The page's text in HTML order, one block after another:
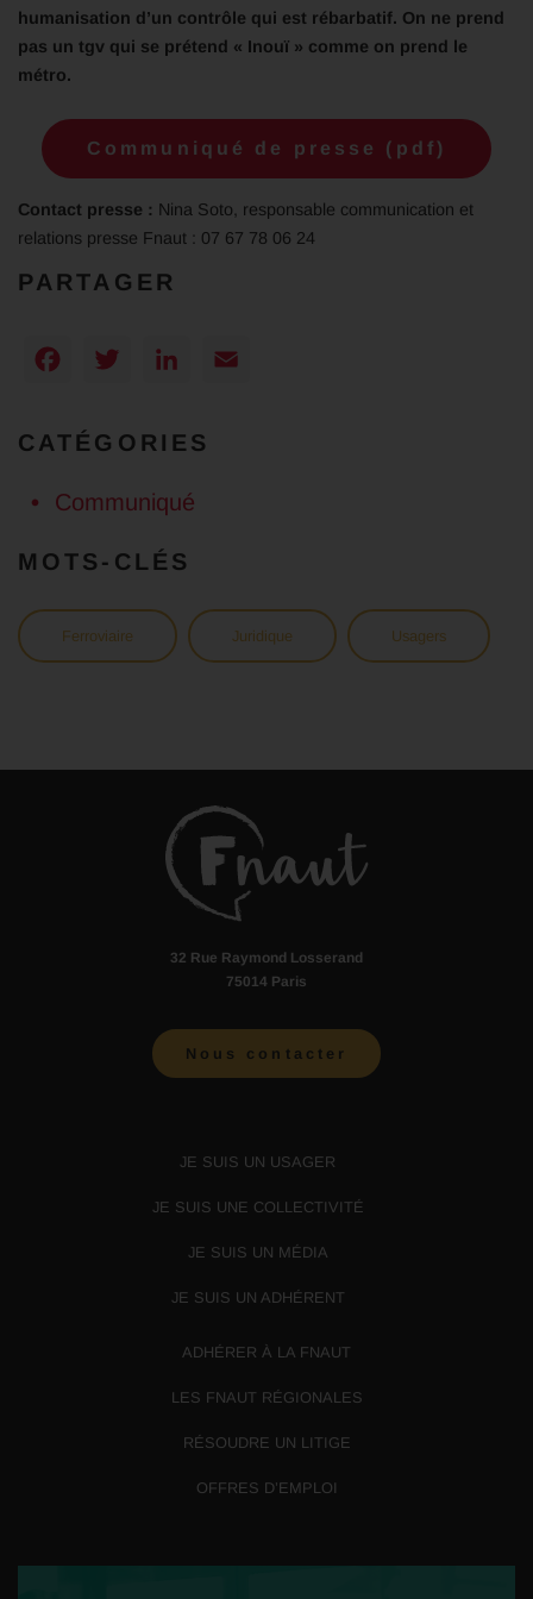
humanisation d’un contrôle qui est rébarbatif. On ne prend
pas un tgv qui se prétend « Inouï » comme on prend le
métro.
Communiqué de presse (pdf)
Contact presse : Nina Soto, responsable communication et
relations presse Fnaut : 07 67 78 06 24
PARTAGER
Facebook
TwitterLinkedIn
CATÉGORIES
Communiqué
MOTS-CLÉS
Ferroviaire Juridique Usagers
32 Rue Raymond Losserand
75014 Paris
Nous contacter
JE SUIS UN USAGER
JE SUIS UNE COLLECTIVITÉ
JE SUIS UN MÉDIA
JE SUIS UN ADHÉRENT
ADHÉRER À LA FNAUT
LES FNAUT RÉGIONALES
RÉSOUDRE UN LITIGE
OFFRES D’EMPLOI